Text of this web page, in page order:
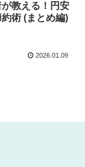
教える！円安
術 (まとめ編)
2026.01.09